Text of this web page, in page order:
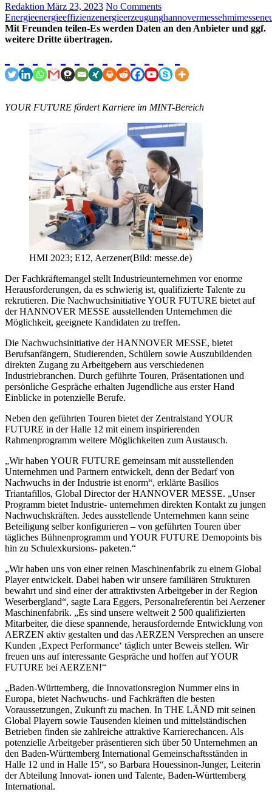
Redaktion März 23, 2023 No Comments
Energieenergieeffizienzenergieerzeugunghannovermessehmi
Mit Freunden teilen-Es werden Daten an den Anbieter und ggf.
weitere Dritte übertragen.
YOUR FUTURE fördert Karriere im MINT-Bereich
HMI 2023; E12, Aerzener(Bild: messe.de)
Der Fachkräftemangel stellt Industrieunternehmen vor enorme
Herausforderungen, da es schwierig ist, qualifizierte Talente zu
rekrutieren. Die Nachwuchsinitiative YOUR FUTURE bietet auf
der HANNOVER MESSE ausstellenden Unternehmen die
Möglichkeit, geeignete Kandidaten zu treffen.
Die Nachwuchsinitiative der HANNOVER MESSE, bietet
Berufsanfängern, Studierenden, Schülern sowie Auszubildenden
direkten Zugang zu Arbeitgebern aus verschiedenen
Industriebranchen. Durch geführte Touren, Präsentationen und
persönliche Gespräche erhalten Jugendliche aus erster Hand
Einblicke in potenzielle Berufe.
Neben den geführten Touren bietet der Zentralstand YOUR
FUTURE in der Halle 12 mit einem inspirierenden
Rahmenprogramm weitere Möglichkeiten zum Austausch.
„Wir haben YOUR FUTURE gemeinsam mit ausstellenden
Unternehmen und Partnern entwickelt, denn der Bedarf von
Nachwuchs in der Industrie ist enorm“, erklärte Basilios
Triantafillos, Global Director der HANNOVER MESSE. „Unser
Programm bietet Industrie- unternehmen direkten Kontakt zu jungen
Nachwuchskräften. Jedes ausstellende Unternehmen kann seine
Beteiligung selber konfigurieren – von geführten Touren über
tägliches Bühnenprogramm und YOUR FUTURE Demopoints bis
hin zu Schulexkursions- paketen.“
„Wir haben uns von einer reinen Maschinenfabrik zu einem Global
Player entwickelt. Dabei haben wir unsere familiären Strukturen
bewahrt und sind einer der attraktivsten Arbeitgeber in der Region
Weserbergland“, sagte Lara Eggers, Personalreferentin bei Aerzener
Maschinenfabrik. „Es sind unsere weltweit 2 500 qualifizierten
Mitarbeiter, die diese spannende, herausfordernde Entwicklung von
AERZEN aktiv gestalten und das AERZEN Versprechen an unsere
Kunden ‚Expect Performance‘ täglich unter Beweis stellen. Wir
freuen uns auf interessante Gespräche und hoffen auf YOUR
FUTURE bei AERZEN!“
„Baden-Württemberg, die Innovationsregion Nummer eins in
Europa, bietet Nachwuchs- und Fachkräften die besten
Voraussetzungen, Zukunft zu machen. In THE LÄND mit seinen
Global Playern sowie Tausenden kleinen und mittelständischen
Betrieben finden sie zahlreiche attraktive Karrierechancen. Als
potenzielle Arbeitgeber präsentieren sich über 50 Unternehmen an
den Baden-Württemberg International Gemeinschaftsständen in
Halle 12 und in Halle 15“, so Barbara Houessinon-Junger, Leiterin
der Abteilung Innovat- ionen und Talente, Baden-Württemberg
International.